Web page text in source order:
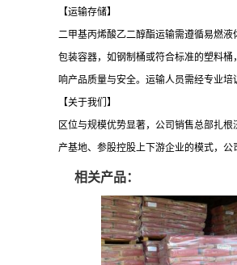
【运输存储】
二甲基丙烯酸乙二醇酯运输需遵循易燃
包装容器，如钢制桶或符合标准的塑料
响产品质量与安全。运输人员需经专业培
【关于我们】
区位与规模优势显著， 公司销售总部扎根
产基地、参股控股上下游企业的模式，
相关产品：